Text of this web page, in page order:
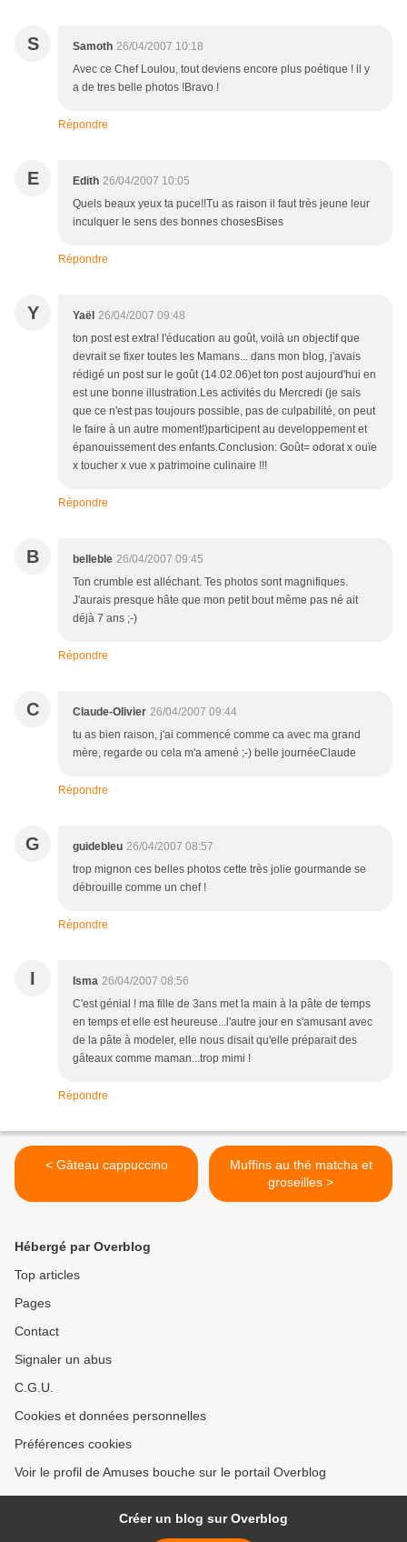
S Samoth 26/04/2007 10:18
Avec ce Chef Loulou, tout deviens encore plus poétique ! il y
a de tres belle photos !Bravo !
Répondre
E Edith 26/04/2007 10:05
Quels beaux yeux ta puce!!Tu as raison il faut très jeune leur
inculquer le sens des bonnes chosesBises
Répondre
Y Yaël 26/04/2007 09:48
ton post est extra! l'éducation au goût, voilà un objectif que
devrait se fixer toutes les Mamans... dans mon blog, j'avais
rédigé un post sur le goût (14.02.06)et ton post aujourd'hui en
est une bonne illustration.Les activités du Mercredi (je sais
que ce n'est pas toujours possible, pas de culpabilité, on peut
le faire à un autre moment!)participent au developpement et
épanouissement des enfants.Conclusion: Goût= odorat x ouïe
x toucher x vue x patrimoine culinaire !!!
Répondre
B belleble 26/04/2007 09:45
Ton crumble est alléchant. Tes photos sont magnifiques.
J'aurais presque hâte que mon petit bout même pas né ait
déjà 7 ans ;-)
Répondre
C Claude-Olivier 26/04/2007 09:44
tu as bien raison, j'ai commencé comme ca avec ma grand
mère, regarde ou cela m'a amené ;-) belle journéeClaude
Répondre
G guidebleu 26/04/2007 08:57
trop mignon ces belles photos cette très jolie gourmande se
débrouille comme un chef !
Répondre
I Isma 26/04/2007 08:56
C'est génial ! ma fille de 3ans met la main à la pâte de temps
en temps et elle est heureuse...l'autre jour en s'amusant avec
de la pâte à modeler, elle nous disait qu'elle préparait des
gâteaux comme maman...trop mimi !
Répondre
< Gâteau cappuccino
Muffins au thé matcha et
groseilles >
Hébergé par Overblog
Top articles
Pages
Contact
Signaler un abus
C.G.U.
Cookies et données personnelles
Préférences cookies
Voir le profil de Amuses bouche sur le portail Overblog
Créer un blog sur Overblog